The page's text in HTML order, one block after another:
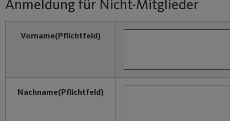
Anmeldung für Nicht-Mitglieder
Vorname(Pflichtfeld)
Nachname(Pflichtfeld)